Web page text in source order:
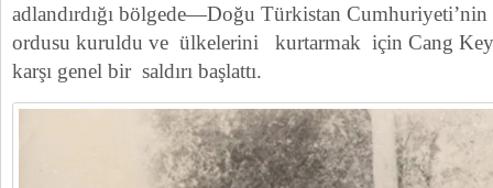
adlandırdığı bölgede—Doğu Türkistan
ordusu kuruldu ve ülkelerini kurtarmak için Cang
karşı genel bir saldırı başlattı.